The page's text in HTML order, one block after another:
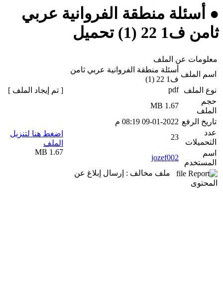
● أسئلة منطقة الفروانية عربي
ثامن ف1 22 (1) تحميل
معلومات عن الملف
اسم الملف
أسئلة منطقة الفروانية عربي ثامن
ف1 22 (1)
نوع الملف
pdf
حجم
الملف
1.67 MB
تاريخ الرفع 09-01-2022 08:19 م
عدد
التحميلات
23
اسم
المستخدم
jozef002
ملف مخالف : إرسال إبلاغ عن
المحتوى
[ تم إيجاد الملف ]
اضغط هنا لتنزيل
الملف
1.67 MB